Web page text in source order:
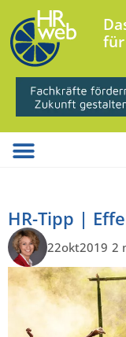
für
HR-Tipp |
22okt2019 2